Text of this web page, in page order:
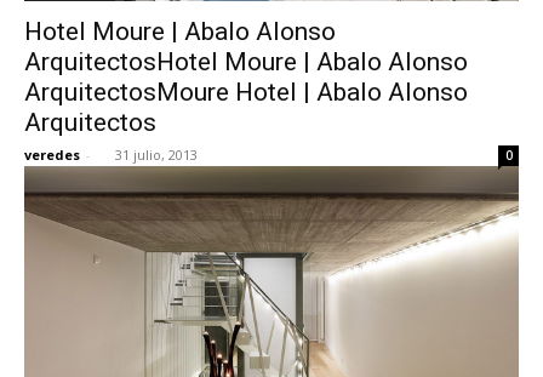
Hotel Moure | Abalo Alonso
ArquitectosHotel Moure | Abalo Alonso
ArquitectosMoure Hotel | Abalo Alonso
Arquitectos
veredes - 31 julio, 2013 0